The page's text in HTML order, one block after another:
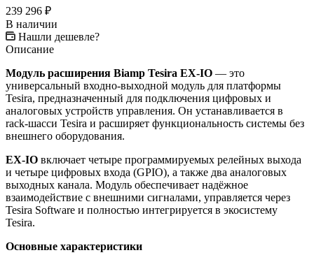
239 296 ₽
В наличии
Нашли дешевле?
Описание
Модуль расширения Biamp Tesira EX‑IO — это
универсальный входно-выходной модуль для платформы
Tesira, предназначенный для подключения цифровых и
аналоговых устройств управления. Он устанавливается в
rack‑шасси Tesira и расширяет функциональность системы без
внешнего оборудования.
EX‑IO включает четыре программируемых релейных выхода
и четыре цифровых входа (GPIO), а также два аналоговых
выходных канала. Модуль обеспечивает надёжное
взаимодействие с внешними сигналами, управляется через
Tesira Software и полностью интегрируется в экосистему
Tesira.
Основные характеристики